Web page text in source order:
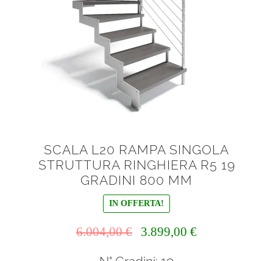
SCALA L20 RAMPA SINGOLA
STRUTTURA RINGHIERA R5 19
GRADINI 800 MM
IN OFFERTA!
6.004,00€
originale
3.899,00 €Il